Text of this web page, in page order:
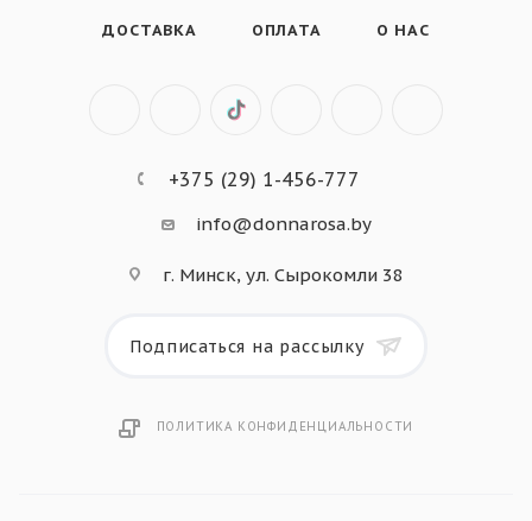
ДОСТАВКА ОПЛАТА О НАС
+375 (29) 1-456-777
info@donnarosa.by
г. Минск, ул. Сырокомли 38
Подписаться на рассылку
ПОЛИТИКА КОНФИДЕНЦИАЛЬНОСТИ